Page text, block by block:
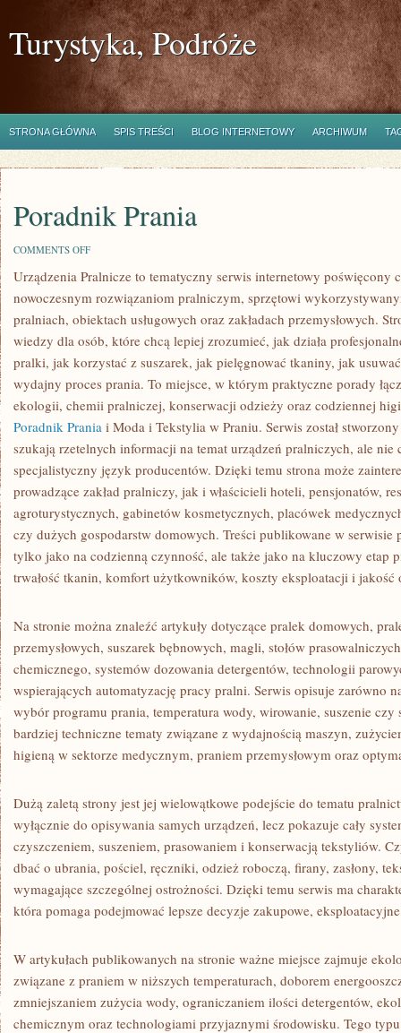
Turystyka, Podróże
STRONA GŁÓWNA SPIS TREŚCI BLOG INTERNETOWY ARCHIWUM
Poradnik Prania
COMMENTS OFFON
PRANIA
Urządzenia Pralnicze to tematyczny serwis internetowy poświęcony
nowoczesnym rozwiązaniom pralniczym, sprzętowi
pralniach, obiektach usługowych oraz zakładach przemysłowych.
wiedzy dla osób, które chcą lepiej zrozumieć, jak działa
pralki, jak korzystać z suszarek, jak pielęgnować tkaniny, jak
wydajny proces prania. To miejsce, w którym praktyczne porady
ekologii, chemii pralniczej, konserwacji odzieży oraz codziennej
Poradnik Prania i Moda i Tekstylia w Praniu. Serwis został
szukają rzetelnych informacji na temat urządzeń pralniczych, ale nie
specjalistyczny język producentów. Dzięki temu strona może
prowadzące zakład pralniczy, jak i właścicieli hoteli, pensjonatów,
agroturystycznych, gabinetów kosmetycznych, placówek
czy dużych gospodarstw domowych. Treści publikowane w serwisie
tylko jako na codzienną czynność, ale także jako na kluczowy etap
trwałość tkanin, komfort użytkowników, koszty eksploatacji i jakość
Na stronie można znaleźć artykuły dotyczące pralek domowych,
przemysłowych, suszarek bębnowych, magli, stołów
chemicznego, systemów dozowania detergentów, technologii
wspierających automatyzację pracy pralni. Serwis opisuje zarówno
wybór programu prania, temperatura wody, wirowanie, suszenie czy
bardziej techniczne tematy związane z wydajnością maszyn,
higieną w sektorze medycznym, praniem przemysłowym oraz
Dużą zaletą strony jest jej wielowątkowe podejście do tematu
wyłącznie do opisywania samych urządzeń, lecz pokazuje cały
czyszczeniem, suszeniem, prasowaniem i konserwacją tekstyliów.
dbać o ubrania, pościel, ręczniki, odzież roboczą, firany, zasłony,
wymagające szczególnej ostrożności. Dzięki temu serwis ma
która pomaga podejmować lepsze decyzje zakupowe,
W artykułach publikowanych na stronie ważne miejsce zajmuje
związane z praniem w niższych temperaturach, doborem
zmniejszaniem zużycia wody, ograniczaniem ilości detergentów,
chemicznym oraz technologiami przyjaznymi środowisku. Tego